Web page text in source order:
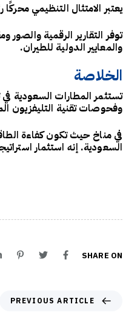
يعتبر الامتثال التنظيمي
توفر التقارير الرقمية
والمعايير الدولية للطيران.
الخلاصة
تستثمر المطارات السعودية
وفحوصات تقنية التليفزيون
في مناخ حيث تكون كفاءة
السعودية. إنه استثمار
SHARE ON
PREVIOUS ARTICLE